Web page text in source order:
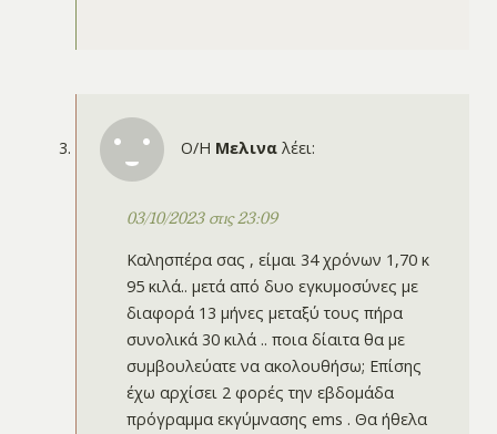
Ο/Η Μελινα λέει:
03/10/2023 στις 23:09
Καλησπέρα σας , είμαι 34 χρόνων 1,70 κ
95 κιλά.. μετά από δυο εγκυμοσύνες με
διαφορά 13 μήνες μεταξύ τους πήρα
συνολικά 30 κιλά .. ποια δίαιτα θα με
συμβουλεύατε να ακολουθήσω; Επίσης
έχω αρχίσει 2 φορές την εβδομάδα
πρόγραμμα εκγύμνασης ems . Θα ήθελα